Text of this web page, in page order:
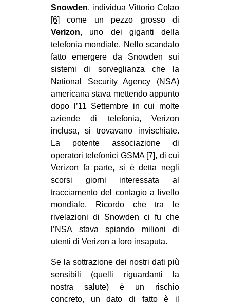
Snowden, individua Vittorio Colao
[6]
come un pezzo grosso di
Verizon, uno dei giganti della
telefonia mondiale. Nello scandalo
fatto emergere da Snowden sui
sistemi di sorveglianza che la
National Security Agency (NSA)
americana stava mettendo appunto
dopo l’11 Settembre in cui molte
aziende di telefonia, Verizon
inclusa, si trovavano invischiate.
La potente associazione di
operatori telefonici GSMA [7], di cui
Verizon fa parte, si è detta negli
scorsi giorni interessata al
tracciamento del contagio a livello
mondiale. Ricordo che tra le
rivelazioni di Snowden ci fu che
l’NSA stava spiando milioni di
utenti di Verizon a loro insaputa.
Se la sottrazione dei nostri dati più
sensibili (quelli riguardanti la
nostra salute) è un rischio
concreto, un dato di fatto è il